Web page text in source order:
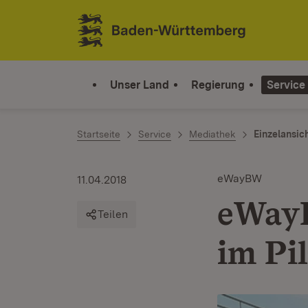
Zum Inhalt springen
Link zur Startseite
Unser Land Regierung Service
Startseite Service Mediathek
eWayBW
im
11.04.2018
Teilen